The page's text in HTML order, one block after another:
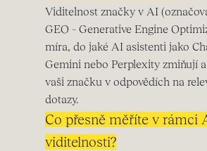
Viditelnost značky v AI
GEO – Generative Engine
míra, do jaké AI asistenti jako
Gemini nebo Perplexity zmiňují
vaši značku v odpovědích na
dotazy.
Co přesně měříte v rámci
viditelnosti?